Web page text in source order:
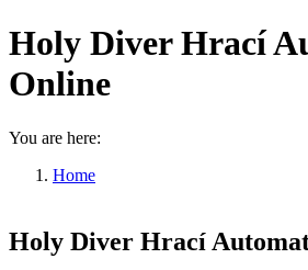
Holy Diver Hrací
Online
You are here:
Home
Holy Diver Hrací